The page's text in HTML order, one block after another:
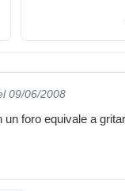
09/06/2008
foro equivale a